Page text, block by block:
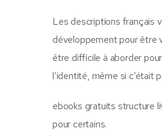
Les descriptions français
développement pour être
être difficile à aborder
l’identité, même si c’était
ebooks gratuits structure
pour certains.